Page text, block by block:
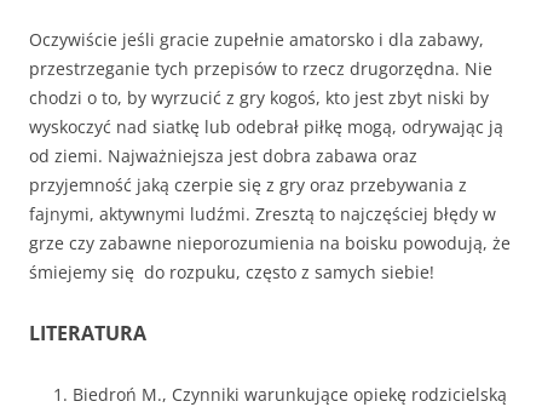
Oczywiście jeśli gracie zupełnie amatorsko i dla zabawy,
przestrzeganie tych przepisów to rzecz drugorzędna. Nie
chodzi o to, by wyrzucić z gry kogoś, kto jest zbyt niski by
wyskoczyć nad siatkę lub odebrał piłkę mogą, odrywając ją
od ziemi. Najważniejsza jest dobra zabawa oraz
przyjemność jaką czerpie się z gry oraz przebywania z
fajnymi, aktywnymi ludźmi. Zresztą to najczęściej błędy w
grze czy zabawne nieporozumienia na boisku powodują, że
śmiejemy się do rozpuku, często z samych siebie!
LITERATURA
Biedroń M., Czynniki warunkujące opiekę rodzicielską